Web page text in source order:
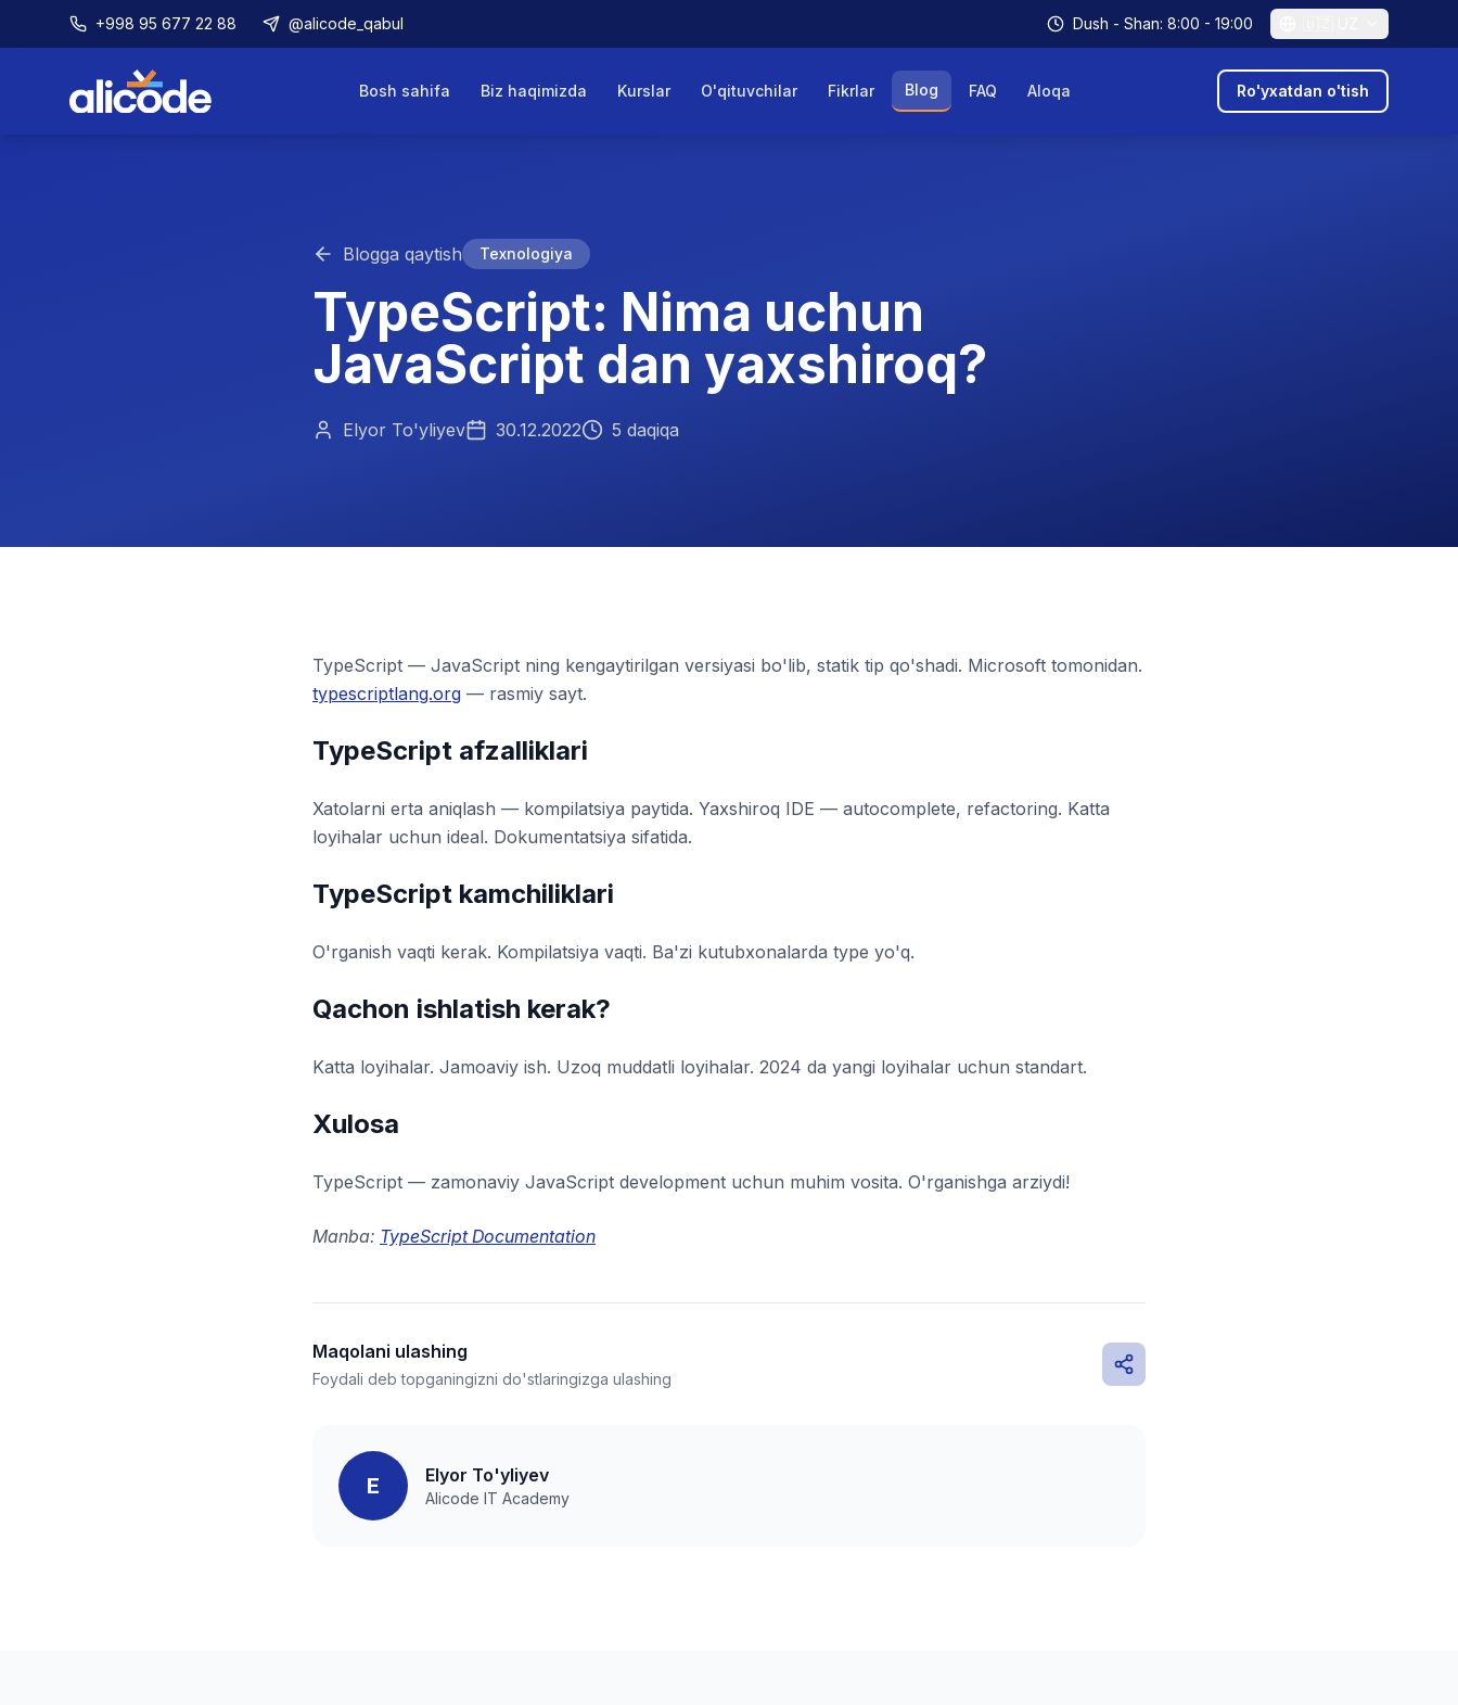
+998 95 677 22 88 @alicode_qabul Dush - Shan: 8:00 - 19:00
Bosh sahifa Biz haqimizda Kurslar O'qituvchilar Fikrlar Blog FAQ Aloqa Ro'yxatdan o'tish
Blogga qaytish Texnologiya
TypeScript: Nima uchun
JavaScript dan yaxshiroq?
Elyor To'yliyev 30.12.2022 5 daqiqa
TypeScript — JavaScript ning kengaytirilgan versiyasi bo'lib, statik tip qo'shadi. Microsoft tomonidan.
typescriptlang.org — rasmiy sayt.
TypeScript afzalliklari
Xatolarni erta aniqlash — kompilatsiya paytida. Yaxshiroq IDE — autocomplete, refactoring. Katta
loyihalar uchun ideal. Dokumentatsiya sifatida.
TypeScript kamchiliklari
O'rganish vaqti kerak. Kompilatsiya vaqti. Ba'zi kutubxonalarda type yo'q.
Qachon ishlatish kerak?
Katta loyihalar. Jamoaviy ish. Uzoq muddatli loyihalar. 2024 da yangi loyihalar uchun standart.
Xulosa
TypeScript — zamonaviy JavaScript development uchun muhim vosita. O'rganishga arziydi!
Manba: TypeScript Documentation
Maqolani ulashing
Foydali deb topganingizni do'stlaringizga ulashing
E Elyor To'yliyev
Alicode IT Academy